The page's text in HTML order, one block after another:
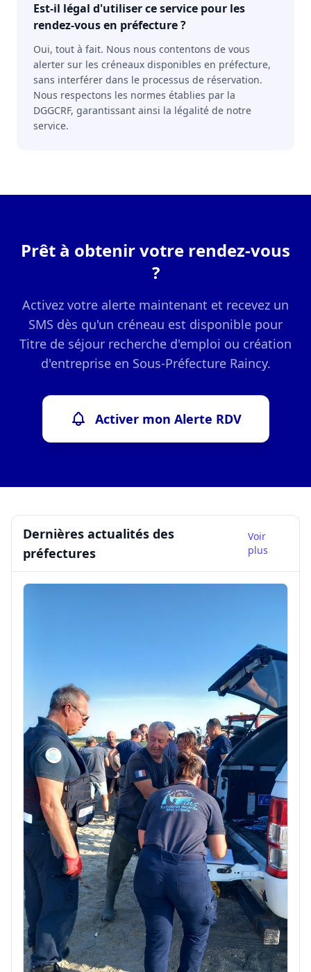
Est-il légal d'utiliser ce service pour les
rendez-vous en préfecture ?
Oui, tout à fait. Nous nous contentons de vous
alerter sur les créneaux disponibles en préfecture,
sans interférer dans le processus de réservation.
Nous respectons les normes établies par la
DGGCRF, garantissant ainsi la légalité de notre
service.
Prêt à obtenir votre rendez-vous
?
Activez votre alerte maintenant et recevez un
SMS dès qu'un créneau est disponible pour
Titre de séjour recherche d'emploi ou création
d'entreprise en Sous-Préfecture Raincy.
Activer mon Alerte RDV
Dernières actualités des
préfectures
Voir
plus